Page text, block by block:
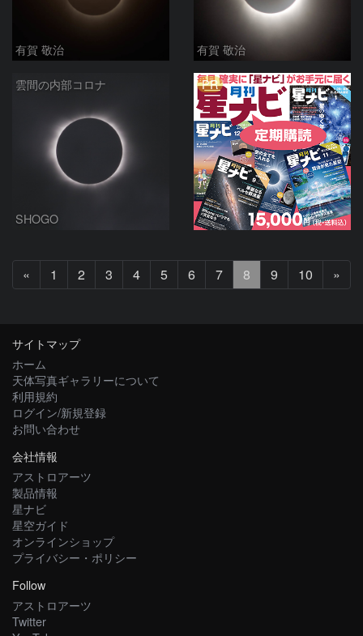
有賀 敬治 有賀 敬治
雲間の内部コロナ
SHOGO
PR
«
へ
1 2 3 4 5 6 7 8 9 10 »
へ
サイトマップ
ホーム
天体写真ギャラリーについて
利用規約
ログイン/新規登録
お問い合わせ
会社情報
アストロアーツ
製品情報
星ナビ
星空ガイド
オンラインショップ
プライバシー・ポリシー
Follow
アストロアーツ
Twitter